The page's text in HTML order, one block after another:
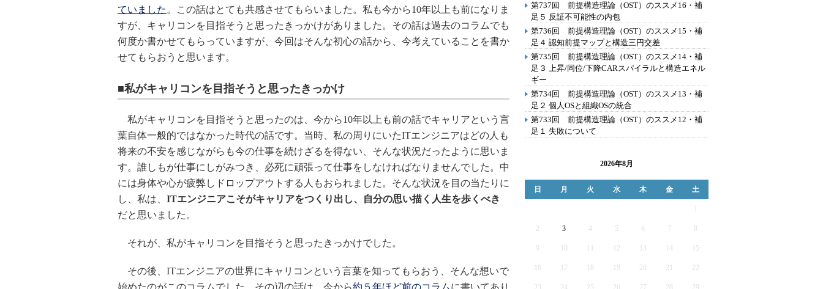
ていました 。この話はとても共感させてもらいました。私も今から10年以上も前になりま
すが、キャリコンを目指そうと思ったきっかけがありました。その話は過去のコラムでも
何度か書かせてもらっていますが、今回はそんな初心の話から、今考えていることを書か
せてもらおうと思います。
■私がキャリコンを目指そうと思ったきっかけ
私がキャリコンを目指そうと思ったのは、今から10年以上も前の話でキャリアという言
葉自体一般的ではなかった時代の話です。当時、私の周りにいたITエンジニアはどの人も
将来の不安を感じながらも今の仕事を続けざるを得ない、そんな状況だったように思いま
す。誰しもが仕事にしがみつき、必死に頑張って仕事をしなければなりませんでした。中
には身体や心が疲弊しドロップアウトする人もおられました。そんな状況を目の当たりに
し、私は、 ITエンジニアこそがキャリアをつくり出し、自分の思い描く人生を歩くべき
だと思いました。
それが、私がキャリコンを目指そうと思ったきっかけでした。
その後、ITエンジニアの世界にキャリコンという言葉を知ってもらおう、そんな想いで
始めたのがこのコラムでした。その辺の話は、今から約５年ほど前のコラムに書いてあり
第737回 前提構造理論（OST）のススメ16・補
足５ 反証不可能性の内包
第736回 前提構造理論（OST）のススメ15・補
足４ 認知前提マップと構造三円交差
第735回 前提構造理論（OST）のススメ14・補
足３ 上昇/同位/下降CARスパイラルと構造エネル
ギー
第734回 前提構造理論（OST）のススメ13・補
足２ 個人OSと組織OSの統合
第733回 前提構造理論（OST）のススメ12・補
足１ 失敗について
2026年8月
日 月 火 水 木 金 土
2 3 4 5 6 7
9 12 13 14 15
16 17 19 20 21 22
23 24 25 26 27 28 29